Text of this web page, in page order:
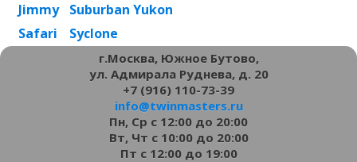
Jimmy
Suburban Yukon
Safari
Syclone
г.Москва, Южное Бутово,
ул. Адмирала Руднева, д. 20
+7 (916) 110-73-39
info@twinmasters.ru
Пн, Ср с 12:00 до 20:00
Вт, Чт с 10:00 до 20:00
Пт с 12:00 до 19:00